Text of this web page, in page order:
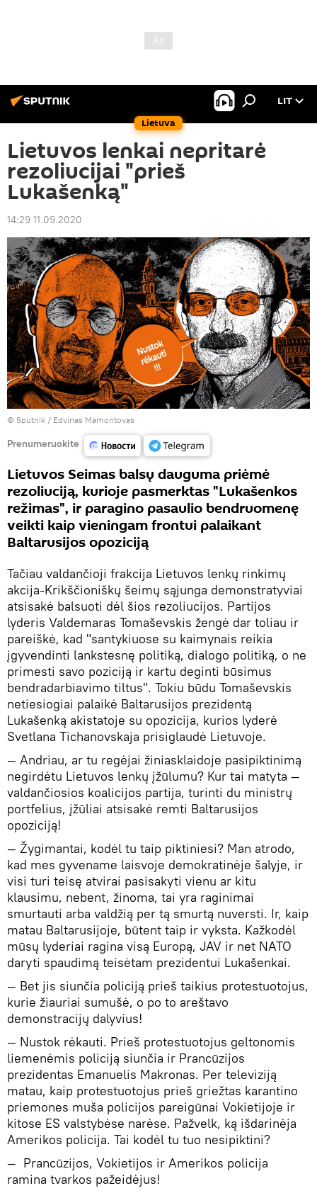
Lietuva
LIT
Lietuvos lenkai nepritarė
rezoliucijai "prieš
Lukašenką"
14:29 11.09.2020
© Sputnik / Edvinas Mamontovas
Prenumeruokite
Lietuvos Seimas balsų dauguma priėmė
rezoliuciją, kurioje pasmerktas "Lukašenkos
režimas", ir paragino pasaulio bendruomenę
veikti kaip vieningam frontui palaikant
Baltarusijos opoziciją
Tačiau valdančioji frakcija Lietuvos lenkų rinkimų
akcija-Krikščioniškų šeimų sąjunga demonstratyviai
atsisakė balsuoti dėl šios rezoliucijos. Partijos
lyderis Valdemaras Tomaševskis žengė dar toliau ir
pareiškė, kad "santykiuose su kaimynais reikia
įgyvendinti lankstesnę politiką, dialogo politiką, o ne
primesti savo poziciją ir kartu deginti būsimus
bendradarbiavimo tiltus". Tokiu būdu Tomaševskis
netiesiogiai palaikė Baltarusijos prezidentą
Lukašenką akistatoje su opozicija, kurios lyderė
Svetlana Tichanovskaja prisiglaudė Lietuvoje.
— Andriau, ar tu regėjai žiniasklaidoje pasipiktinimą
negirdėtu Lietuvos lenkų įžūlumu? Kur tai matyta —
valdančiosios koalicijos partija, turinti du ministrų
portfelius, įžūliai atsisakė remti Baltarusijos
opoziciją!
— Žygimantai, kodėl tu taip piktiniesi? Man atrodo,
kad mes gyvename laisvoje demokratinėje šalyje, ir
visi turi teisę atvirai pasisakyti vienu ar kitu
klausimu, nebent, žinoma, tai yra raginimai
smurtauti arba valdžią per tą smurtą nuversti. Ir, kaip
matau Baltarusijoje, būtent taip ir vyksta. Kažkodėl
mūsų lyderiai ragina visą Europą, JAV ir net NATO
daryti spaudimą teisėtam prezidentui Lukašenkai.
— Bet jis siunčia policiją prieš taikius protestuotojus,
kurie žiauriai sumušė, o po to areštavo
demonstracijų dalyvius!
— Nustok rėkauti. Prieš protestuotojus geltonomis
liemenėmis policiją siunčia ir Prancūzijos
prezidentas Emanuelis Makronas. Per televiziją
matau, kaip protestuotojus prieš griežtas karantino
priemones muša policijos pareigūnai Vokietijoje ir
kitose ES valstybėse narėse. Pažvelk, ką išdarinėja
Amerikos policija. Tai kodėl tu tuo nesipiktini?
— Prancūzijos, Vokietijos ir Amerikos policija
ramina tvarkos pažeidėjus!